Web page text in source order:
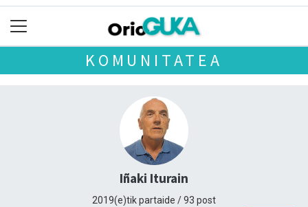
KOMUNITATEA
Iñaki Iturain
2019(e)tik partaide / 93 post